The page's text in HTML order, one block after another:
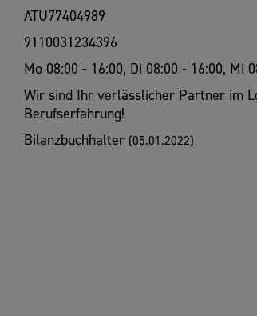
ATU77404989
9110031234396
Mo 08:00 - 16:00, Di 08:00 - 16:00, Mi
Wir sind Ihr verlässlicher Partner im
Berufserfahrung!
Bilanzbuchhalter (05.01.2022)